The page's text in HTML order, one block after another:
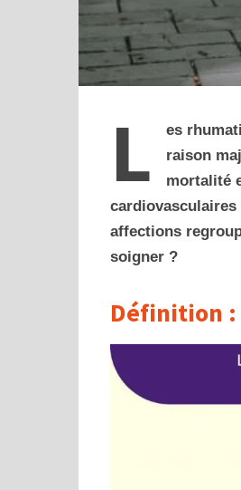
L
es
raison
mortalité
affections
soigner ?
Définition :